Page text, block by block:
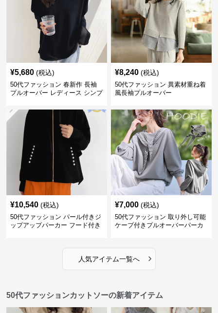
¥5,680 (税込)
50代ファッション 春新作 長袖
プルオーバー レディース シンプ
¥8,240 (税込)
50代ファッション 異素材重ね着
風長袖プルオーバー
¥10,540 (税込)
50代ファッション パール付きジ
ップアップパーカー フード付き
¥7,000 (税込)
50代ファッション 取り外し可能
ケープ付きプルオーバーパーカ
人気アイテム一覧へ ›
50代ファッションカットソーの新着アイテム